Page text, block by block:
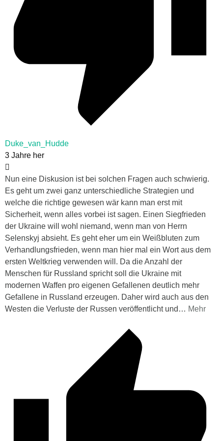
Duke_van_Hudde
3 Jahre her
Nun eine Diskusion ist bei solchen Fragen auch schwierig.
Es geht um zwei ganz unterschiedliche Strategien und
welche die richtige gewesen wär kann man erst mit
Sicherheit, wenn alles vorbei ist sagen. Einen Siegfrieden
der Ukraine will wohl niemand, wenn man von Herrn
Selenskyj absieht. Es geht eher um ein Weißbluten zum
Verhandlungsfrieden, wenn man hier mal ein Wort aus dem
ersten Weltkrieg verwenden will. Da die Anzahl der
Menschen für Russland spricht soll die Ukraine mit
modernen Waffen pro eigenen Gefallenen deutlich mehr
Gefallene in Russland erzeugen. Daher wird auch aus den
Westen die Verluste der Russen veröffentlicht und … Mehr